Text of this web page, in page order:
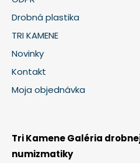
Drobná plastika
TRI KAMENE
Novinky
Kontakt
Moja objednávka
Tri Kamene Galéria
numizmatiky